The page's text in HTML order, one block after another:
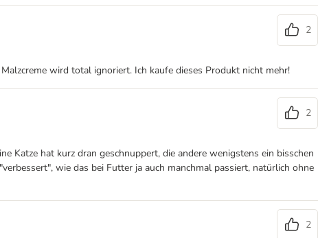
2
wird total ignoriert. Ich kaufe dieses Produkt nicht mehr!
2
Katze hat kurz dran geschnuppert, die andere wenigstens ein bisschen
wie das bei Futter ja auch manchmal passiert, natürlich ohne
2